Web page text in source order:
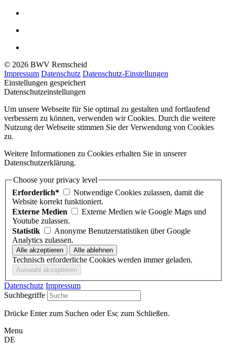
© 2026 BWV Remscheid
Impressum Datenschutz Datenschutz-Einstellungen
Einstellungen gespeichert
Datenschutzeinstellungen
Um unsere Webseite für Sie optimal zu gestalten und fortlaufend
verbessern zu können, verwenden wir Cookies. Durch die weitere
Nutzung der Webseite stimmen Sie der Verwendung von Cookies
zu.
Weitere Informationen zu Cookies erhalten Sie in unserer
Datenschutzerklärung.
Choose your privacy level
Erforderlich*
Notwendige Cookies zulassen, damit die
Website korrekt funktioniert.
Externe Medien
Externe Medien wie Google Maps und
Youtube zulassen.
Statistik
Anonyme Benutzerstatistiken über Google
Analytics zulassen.
Technisch erforderliche Cookies werden immer geladen.
Datenschutz Impressum
Suchbegriffe
Drücke Enter zum Suchen oder Esc zum Schließen.
Menu
DE